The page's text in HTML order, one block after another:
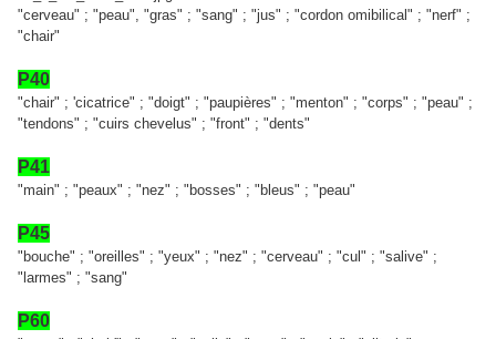
"cerveau" ; "peau", "gras" ; "sang" ; "jus" ; "cordon omibilical" ; "nerf" ;
"chair"
P40
"chair" ; 'cicatrice" ; "doigt" ; "paupières" ; "menton" ; "corps" ; "peau" ;
"tendons" ; "cuirs chevelus" ; "front" ; "dents"
P41
"main" ; "peaux" ; "nez" ; "bosses" ; "bleus" ; "peau"
P45
"bouche" ; "oreilles" ; "yeux" ; "nez" ; "cerveau" ; "cul" ; "salive" ;
"larmes" ; "sang"
P60